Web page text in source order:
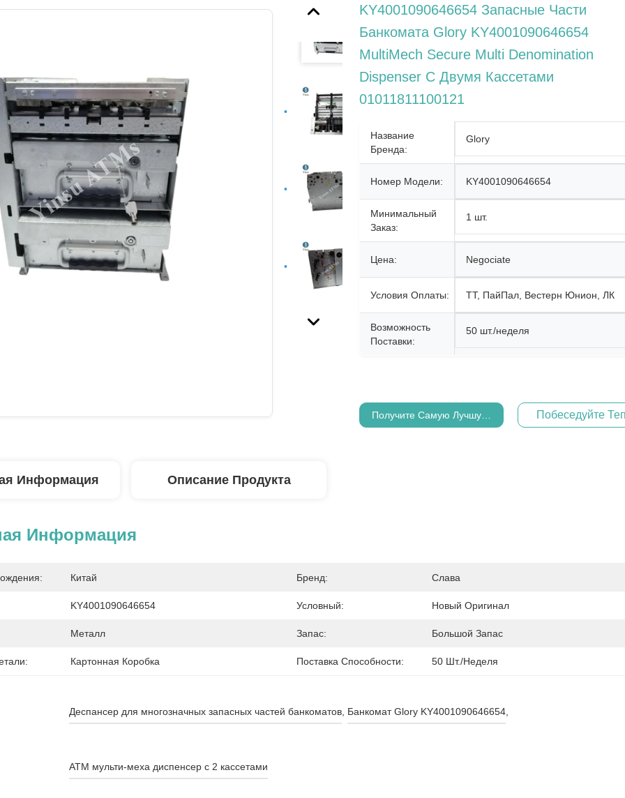
KY4001090646654 Запасные Части
Банкомата Glory KY4001090646654
MultiMech Secure Multi Denomination
Dispenser С Двумя Кассетами
01011811100121
Название
Бренда:
Glory
Номер Модели: KY4001090646654
Минимальный
Заказ:
1 шт.
Цена: Negociate
Условия Оплаты: ТТ, ПайПал, Вестерн Юнион, ЛК
Возможность
Поставки:
50 шт./неделя
Получите Самую Лучшую Цену Побеседуйте
Информация Описание Продукта
Информация
Китай Бренд: Слава
KY4001090646654 Условный: Новый Оригинал
Металл Запас: Большой Запас
Картонная Коробка Поставка Способности: 50 Шт./неделя
Деспансер для многозначных запасных частей банкоматов, Банкомат Glory KY4001090646654,
АТМ мульти-меха диспенсер с 2 кассетами